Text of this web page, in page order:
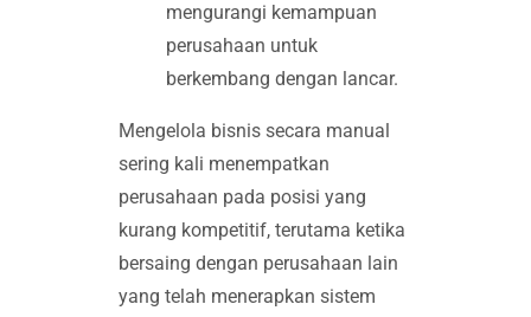
mengurangi kemampuan
perusahaan untuk
berkembang dengan lancar.
Mengelola bisnis secara manual
sering kali menempatkan
perusahaan pada posisi yang
kurang kompetitif, terutama ketika
bersaing dengan perusahaan lain
yang telah menerapkan sistem